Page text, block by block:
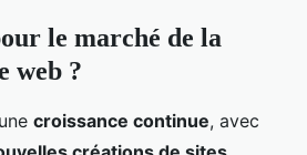
le marché de la
web ?
croissance continue, avec